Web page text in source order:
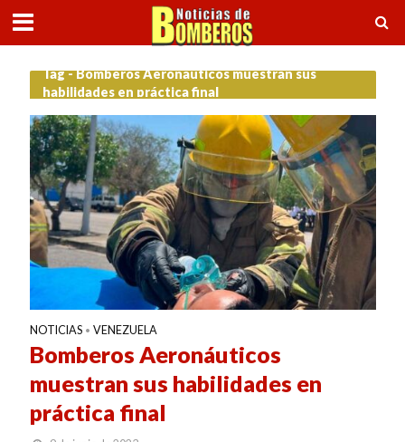
Tag - Bomberos Aeronáuticos muestran sus
habilidades en práctica final
NOTICIAS • VENEZUELA
Bomberos Aeronáuticos
muestran sus habilidades en
práctica final